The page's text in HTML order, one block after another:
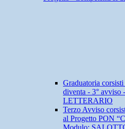
Graduatoria
diventa - 3°
LETTERARIO
Terzo Avviso
al Progetto PON